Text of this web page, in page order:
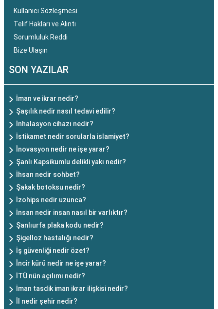
Kullanıcı Sözleşmesi
Telif Hakları ve Alıntı
Sorumluluk Reddi
Bize Ulaşın
SON YAZILAR
İman ve ikrar nedir?
Şaşılık nedir nasıl tedavi edilir?
İnhalasyon cihazı nedir?
İstikamet nedir sorularla islamiyet?
İnovasyon nedir ne işe yarar?
Şanlı Kapsikumlu delikli yakı nedir?
İhsan nedir sohbet?
Şakak botoksu nedir?
İzohips nedir uzunca?
İnsan nedir insan nasıl bir varlıktır?
Şanlıurfa plaka kodu nedir?
Şigelloz hastalığı nedir?
İş güvenliği nedir özet?
İncir kürü nedir ne işe yarar?
İTÜ nün açılımı nedir?
İman tasdik iman ikrar ilişkisi nedir?
İl nedir şehir nedir?